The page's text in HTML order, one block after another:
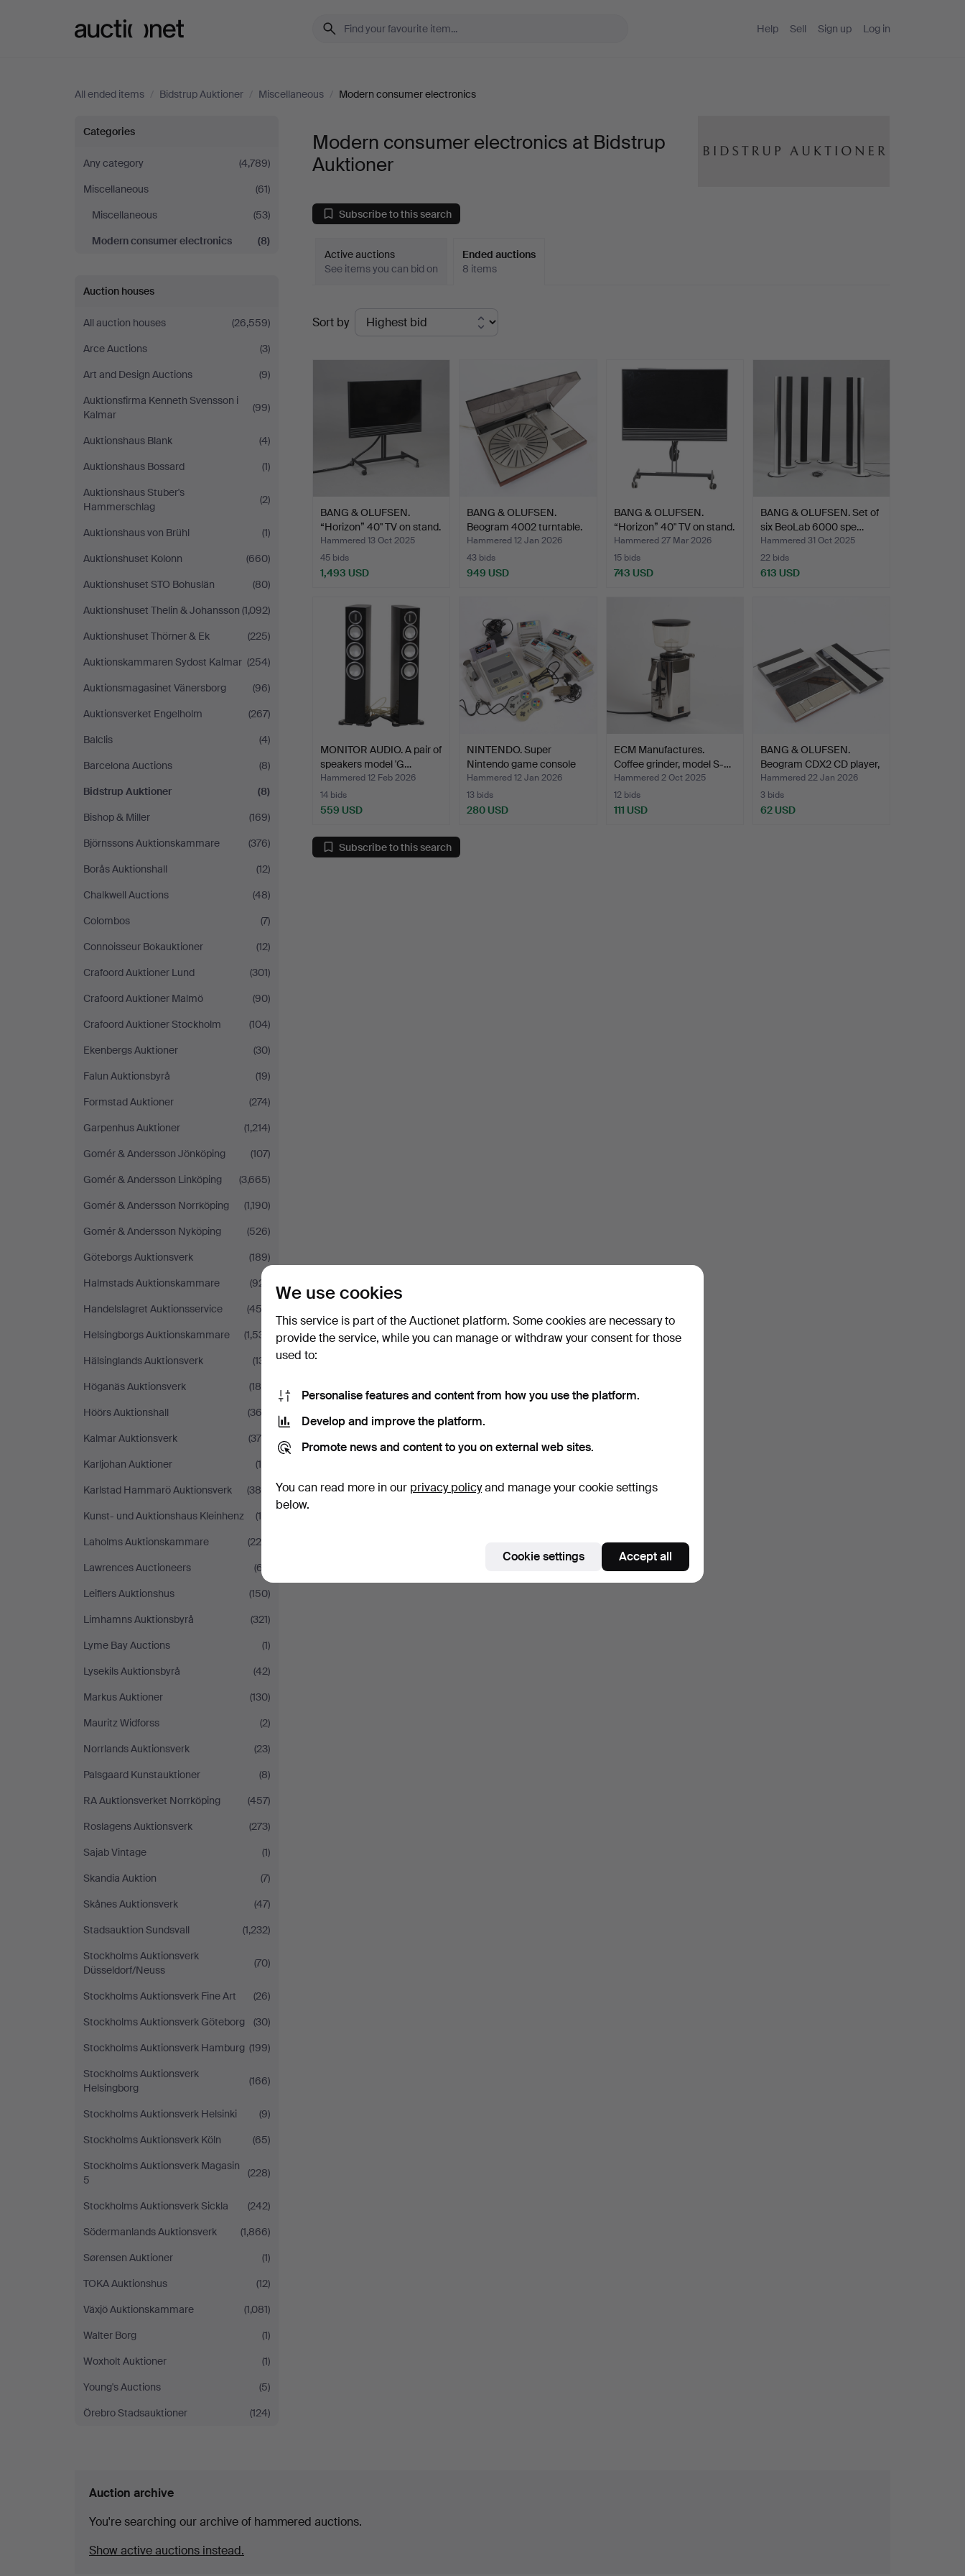
Help Sell Sign up Log in
All ended items / Bidstrup Auktioner / Miscellaneous / Modern consumer electronics
Modern
consumer
electronics
at
Auktioner
Categories
Any category
(4,789)
Miscellaneous
(61)
Miscellaneous
(53)
Modern consumer electronics
(8)
Auction houses
All auction houses
(26,559)
Arce Auctions
(3)
Art and Design Auctions
(9)
Auktionsfirma Kenneth Svensson i
Kalmar
(99)
Auktionshaus Blank
(4)
Auktionshaus Bossard
(1)
Auktionshaus Stuber's
Hammerschlag
(2)
Auktionshaus von Brühl
(1)
Auktionshuset Kolonn
(660)
Auktionshuset STO Bohuslän
(80)
Auktionshuset Thelin & Johansson (1,092)
Auktionshuset Thörner & Ek
(225)
Auktionskammaren Sydost Kalmar (254)
Auktionsmagasinet Vänersborg
(96)
Auktionsverket Engelholm
(267)
Balclis
(4)
Barcelona Auctions
(8)
Bidstrup Auktioner
(8)
Bishop & Miller
(169)
Björnssons Auktionskammare
(376)
Borås Auktionshall
(12)
Chalkwell Auctions
(48)
Colombos
(7)
Connoisseur Bokauktioner
(12)
Crafoord Auktioner Lund
(301)
Crafoord Auktioner Malmö
(90)
Crafoord Auktioner Stockholm
(104)
Ekenbergs Auktioner
(30)
Falun Auktionsbyrå
(19)
Formstad Auktioner
(274)
Garpenhus Auktioner
(1,214)
Gomér & Andersson Jönköping
(107)
Gomér & Andersson Linköping
(3,665)
Gomér & Andersson Norrköping
(1,190)
Gomér & Andersson Nyköping
(526)
Göteborgs Auktionsverk
(189)
Halmstads Auktionskammare
(921)
Handelslagret Auktionsservice
(452)
Helsingborgs Auktionskammare
(1,531)
Hälsinglands Auktionsverk
(131)
Höganäs Auktionsverk
(186)
Höörs Auktionshall
(362)
Kalmar Auktionsverk
(379)
Karljohan Auktioner
(10)
Karlstad Hammarö Auktionsverk
(385)
Kunst- und Auktionshaus Kleinhenz
(19)
Laholms Auktionskammare
(229)
Lawrences Auctioneers
(67)
Leiflers Auktionshus
(150)
Limhamns Auktionsbyrå
(321)
Lyme Bay Auctions
(1)
Lysekils Auktionsbyrå
(42)
Markus Auktioner
(130)
Mauritz Widforss
(2)
Norrlands Auktionsverk
(23)
Palsgaard Kunstauktioner
(8)
RA Auktionsverket Norrköping
(457)
Roslagens Auktionsverk
(273)
Sajab Vintage
(1)
Skandia Auktion
(7)
Skånes Auktionsverk
(47)
Stadsauktion Sundsvall
(1,232)
Stockholms Auktionsverk
Düsseldorf/Neuss
(70)
Stockholms Auktionsverk Fine Art
(26)
Stockholms Auktionsverk Göteborg
(30)
Stockholms Auktionsverk Hamburg (199)
Stockholms Auktionsverk
Helsingborg
(166)
Stockholms Auktionsverk Helsinki
(9)
Stockholms Auktionsverk Köln
(65)
Stockholms Auktionsverk Magasin
5
(228)
Stockholms Auktionsverk Sickla
(242)
Södermanlands Auktionsverk
(1,866)
Sørensen Auktioner
(1)
TOKA Auktionshus
(12)
Växjö Auktionskammare
(1,081)
Walter Borg
(1)
Woxholt Auktioner
(1)
Young's Auctions
(5)
Örebro Stadsauktioner
(124)
Modern consumer electronics at Bidstrup
Auktioner
Subscribe to this search
Active auctions
See items you can bid on
Ended auctions
8 items
Ended
auctions
Sort by
BANG & OLUFSEN.
“Horizon” 40" TV on stand.
Hammered 13 Oct 2025
45 bids
1,493 USD
BANG & OLUFSEN.
Beogram 4002 turntable.
Hammered 12 Jan 2026
43 bids
949 USD
BANG & OLUFSEN.
“Horizon” 40" TV on stand.
Hammered 27 Mar 2026
15 bids
743 USD
BANG & OLUFSEN. Set of
six BeoLab 6000 spe…
Hammered 31 Oct 2025
22 bids
613 USD
MONITOR AUDIO. A pair of
speakers model 'G…
Hammered 12 Feb 2026
14 bids
559 USD
NINTENDO. Super
Nintendo game console
with…
Hammered 12 Jan 2026
13 bids
280 USD
ECM Manufactures.
Coffee grinder, model S-…
Hammered 2 Oct 2025
12 bids
111 USD
BANG & OLUFSEN.
Beogram CDX2 CD player,
Be…
Hammered 22 Jan 2026
3 bids
62 USD
Subscribe to this search
Auction archive
You're searching our archive of hammered auctions.
Show active auctions instead.
We use cookies
This service is part of the Auctionet platform. Some cookies are necessary to
provide the service, while you can manage or withdraw your consent for those
used to:
Personalise features and content from how you use the platform.
Develop and improve the platform.
Promote news and content to you on external web sites.
You can read more in our privacy policyand manage your cookie settings
below.
Cookie settings Accept all